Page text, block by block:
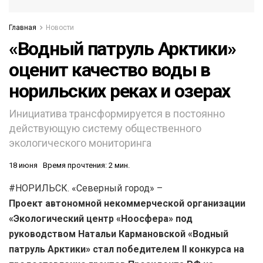
Главная Новости
«Водный патруль Арктики»
оценит качество воды в
норильских реках и озерах
Инициатива трансформируется в постоянно
действующую систему общественного
экологического мониторинга
18 июня Время прочтения: 2 мин.
#НОРИЛЬСК. «Северный город» –
Проект автономной некоммерческой организации
«Экологический центр «Ноосфера» под
руководством Натальи Кармановской «Водный
патруль Арктики» стал победителем II конкурса на